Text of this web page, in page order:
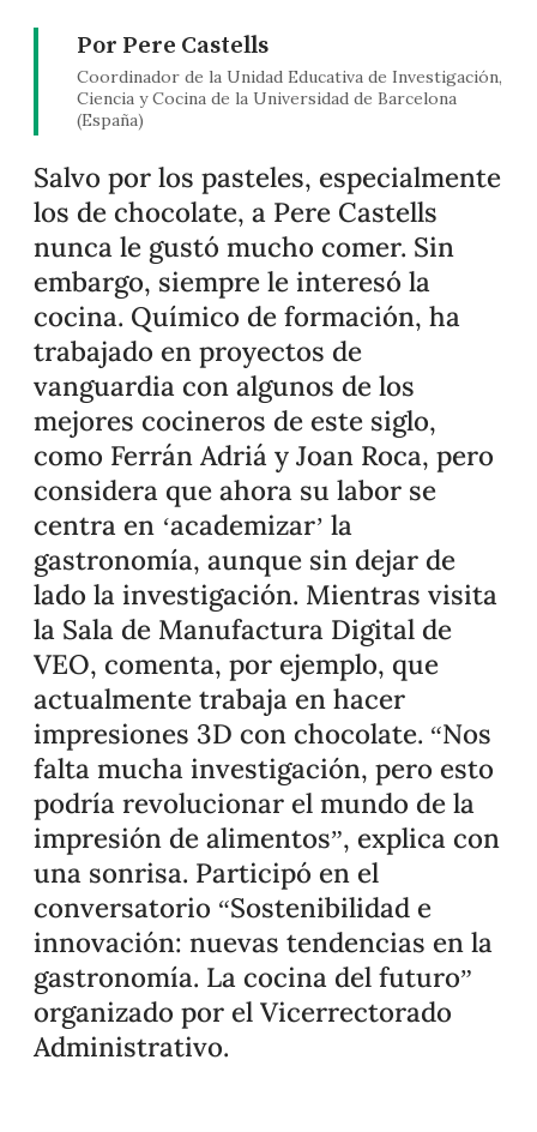
Por Pere Castells
Coordinador de la Unidad Educativa de Investigación,
Ciencia y Cocina de la Universidad de Barcelona
(España)
Salvo por los pasteles, especialmente
los de chocolate, a Pere Castells
nunca le gustó mucho comer. Sin
embargo, siempre le interesó la
cocina. Químico de formación, ha
trabajado en proyectos de
vanguardia con algunos de los
mejores cocineros de este siglo,
como Ferrán Adriá y Joan Roca, pero
considera que ahora su labor se
centra en ‘academizar’ la
gastronomía, aunque sin dejar de
lado la investigación. Mientras visita
la Sala de Manufactura Digital de
VEO, comenta, por ejemplo, que
actualmente trabaja en hacer
impresiones 3D con chocolate. “Nos
falta mucha investigación, pero esto
podría revolucionar el mundo de la
impresión de alimentos”, explica con
una sonrisa. Participó en el
conversatorio “Sostenibilidad e
innovación: nuevas tendencias en la
gastronomía. La cocina del futuro”
organizado por el Vicerrectorado
Administrativo.